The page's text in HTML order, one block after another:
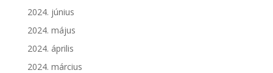
2024. június
2024. május
2024. április
2024. március